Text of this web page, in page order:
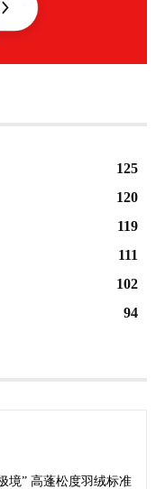
125
120
119
111
102
94
境” 高蓬松度羽绒标准